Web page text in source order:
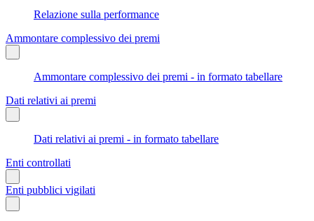
Relazione sulla performance
Ammontare complessivo dei premi
Ammontare complessivo dei premi - in formato tabellare
Dati relativi ai premi
Dati relativi ai premi - in formato tabellare
Enti controllati
Enti pubblici vigilati